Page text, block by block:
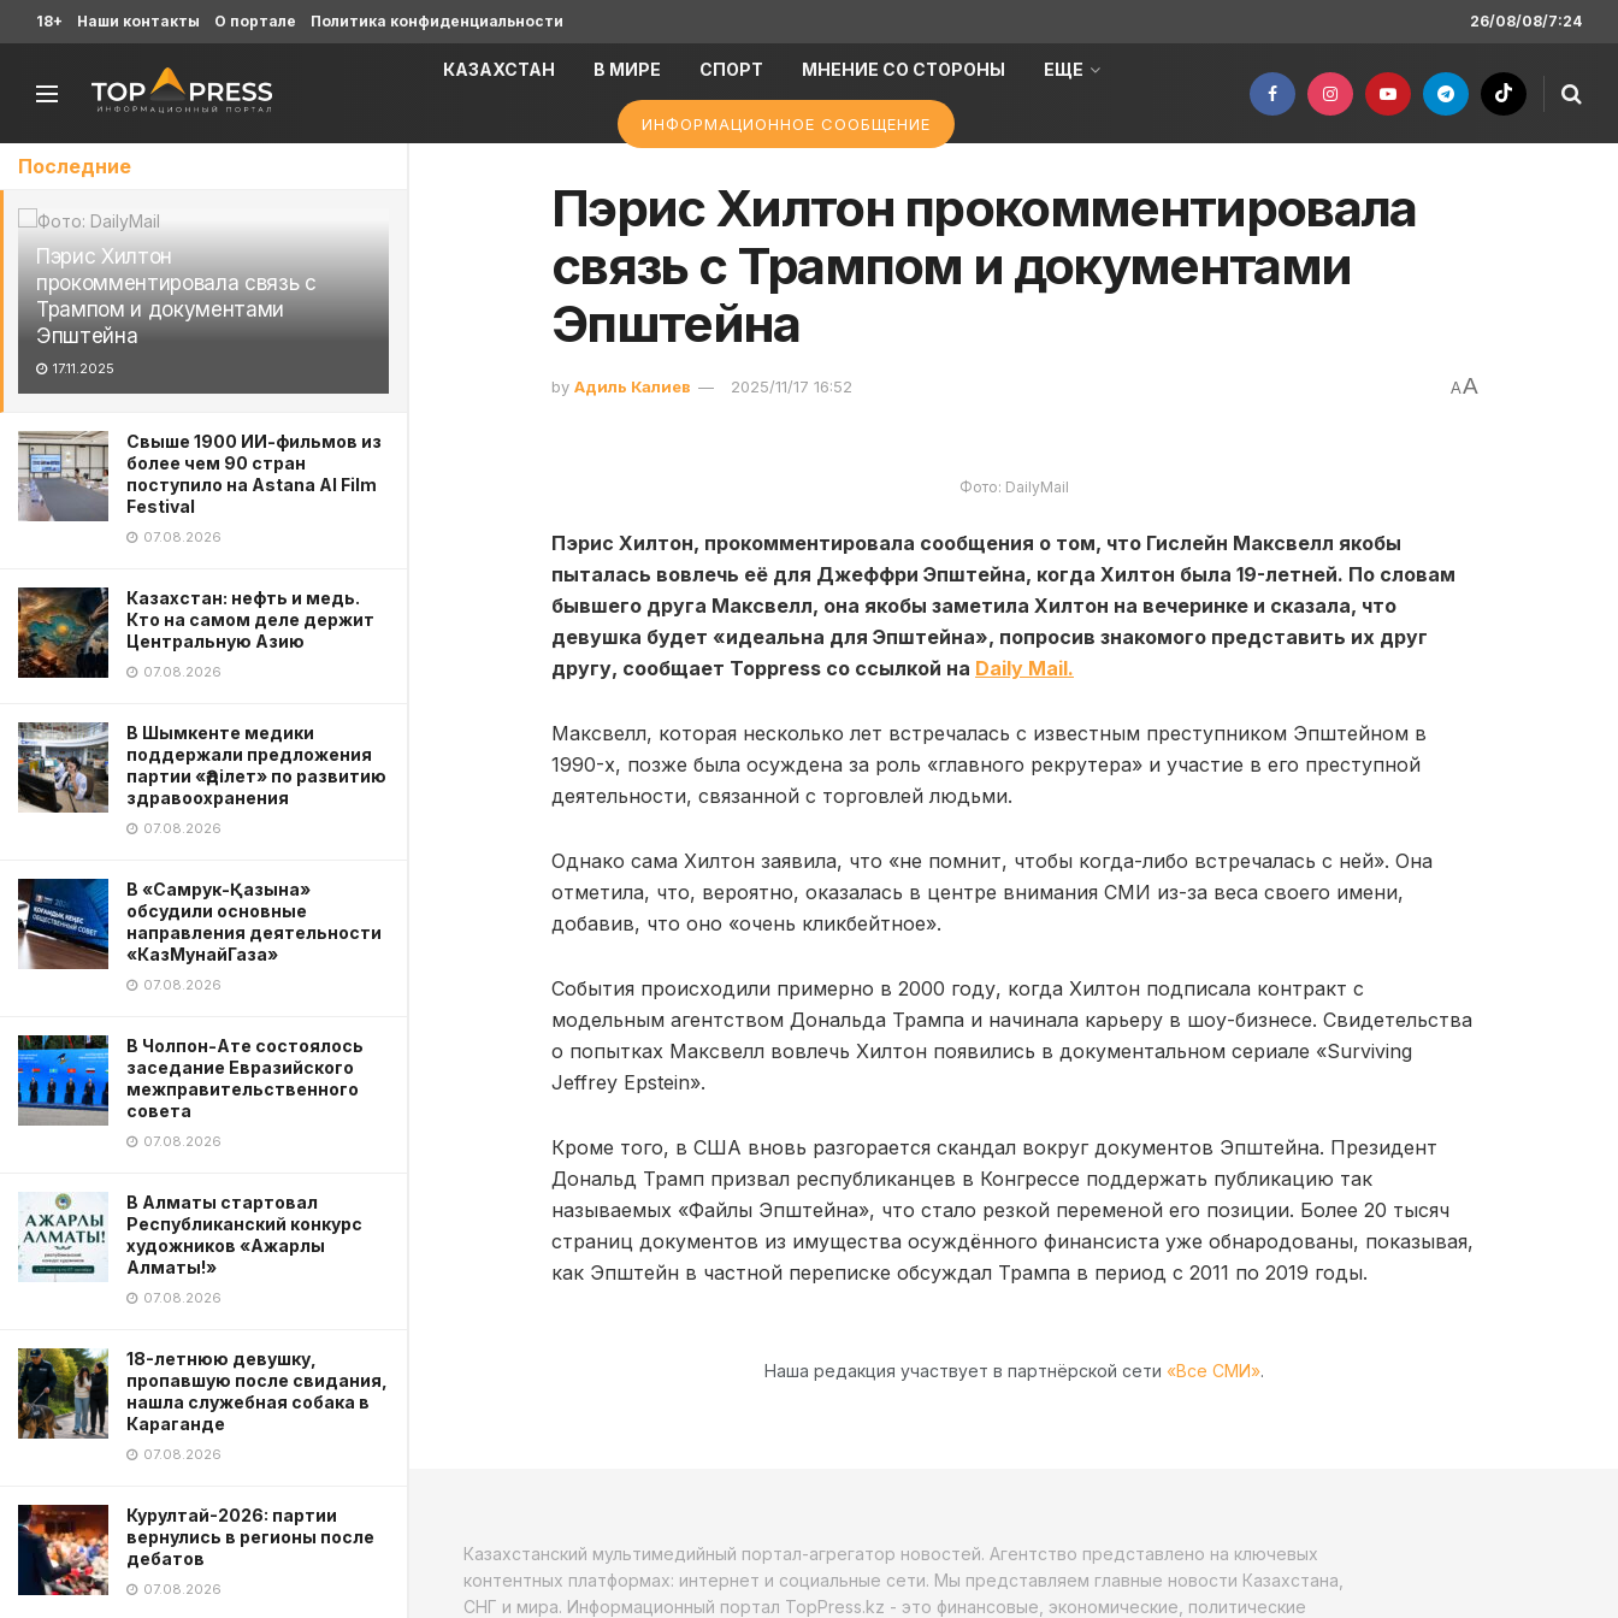
Последние
Пэрис Хилтон
прокомментировала связь с
Трампом и документами
Эпштейна
17.11.2025
Свыше 1900 ИИ-фильмов из
более чем 90 стран
поступило на Astana AI Film
Festival
07.08.2026
Казахстан: нефть и медь.
Кто на самом деле держит
Центральную Азию
07.08.2026
В Шымкенте медики
поддержали предложения
партии «Әділет» по развитию
здравоохранения
07.08.2026
В «Самрук-Қазына»
обсудили основные
направления деятельности
«КазМунайГаза»
07.08.2026
В Чолпон-Ате состоялось
заседание Евразийского
межправительственного
совета
07.08.2026
В Алматы стартовал
Республиканский конкурс
художников «Ажарлы
Алматы!»
07.08.2026
18-летнюю девушку,
пропавшую после свидания,
нашла служебная собака в
Караганде
07.08.2026
Курултай-2026: партии
вернулись в регионы после
дебатов
07.08.2026
18+ Наши контакты О портале Политика конфиденциальности 26/08/08/7:24
КАЗАХСТАН В МИРЕ СПОРТ МНЕНИЕ СО СТОРОНЫ ЕЩЕ
ИНФОРМАЦИОННОЕ СООБЩЕНИЕ
Пэрис Хилтон прокомментировала
связь с Трампом и документами
Эпштейна
by Адиль Калиев 2025/11/17 16:52 AA
Фото: DailyMail
Пэрис Хилтон, прокомментировала сообщения о том, что Гислейн Максвелл якобы
пыталась вовлечь её для Джеффри Эпштейна, когда Хилтон была 19-летней. По словам
бывшего друга Максвелл, она якобы заметила Хилтон на вечеринке и сказала, что
девушка будет «идеальна для Эпштейна», попросив знакомого представить их друг
другу, сообщает Toppress со ссылкой на Daily Mail.
Максвелл, которая несколько лет встречалась с известным преступником Эпштейном в
1990-х, позже была осуждена за роль «главного рекрутера» и участие в его преступной
деятельности, связанной с торговлей людьми.
Однако сама Хилтон заявила, что «не помнит, чтобы когда-либо встречалась с ней». Она
отметила, что, вероятно, оказалась в центре внимания СМИ из-за веса своего имени,
добавив, что оно «очень кликбейтное».
События происходили примерно в 2000 году, когда Хилтон подписала контракт с
модельным агентством Дональда Трампа и начинала карьеру в шоу-бизнесе. Свидетельства
о попытках Максвелл вовлечь Хилтон появились в документальном сериале «Surviving
Jeffrey Epstein».
Кроме того, в США вновь разгорается скандал вокруг документов Эпштейна. Президент
Дональд Трамп призвал республиканцев в Конгрессе поддержать публикацию так
называемых «Файлы Эпштейна», что стало резкой переменой его позиции. Более 20 тысяч
страниц документов из имущества осуждённого финансиста уже обнародованы, показывая,
как Эпштейн в частной переписке обсуждал Трампа в период с 2011 по 2019 годы.
Наша редакция участвует в партнёрской сети «Все СМИ».
Казахстанский мультимедийный портал-агрегатор новостей. Агентство представлено на ключевых
контентных платформах: интернет и социальные сети. Мы представляем главные новости Казахстана,
СНГ и мира. Информационный портал TopPress.kz - это финансовые, экономические, политические